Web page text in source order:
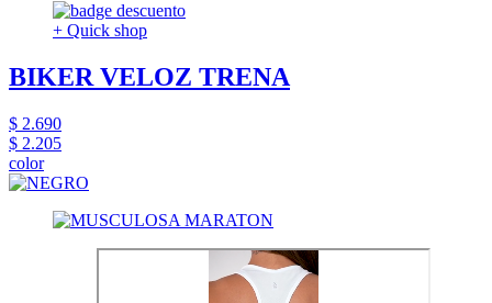
+ Quick shop
BIKER VELOZ TRENA
$ 2.690
$ 2.205
color